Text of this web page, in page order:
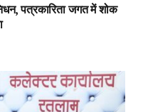
पत्रकारिता जगत में शोक